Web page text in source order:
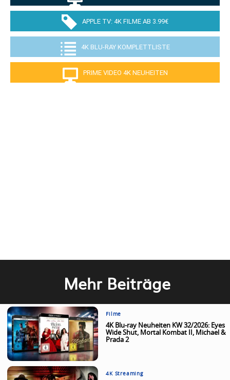
APPLE TV: 4K FILME AB 3.99€
4K BLU-RAY KOMPLETTLISTE
PRIME VIDEO 4K NEUHEITEN
Mehr Beiträge
Filme
4K Blu-ray Neuheiten KW 32/2026: Eyes
Wide Shut, Mortal Kombat II, Michael &
Prada 2
4K Streaming